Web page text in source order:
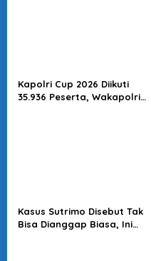
s
Kapolri Cup 2026 Diikuti
35.936 Peserta, Wakapolri
Kasus Sutrimo Disebut Tak
Bisa Dianggap Biasa, Ini